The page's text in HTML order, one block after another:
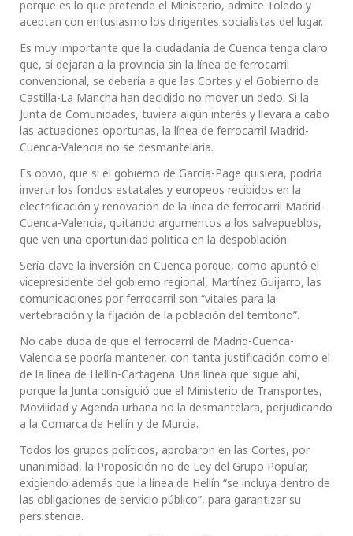
porque es lo que pretende el Ministerio, admite Toledo y
aceptan con entusiasmo los dirigentes socialistas del lugar.
Es muy importante que la ciudadanía de Cuenca tenga claro
que, si dejaran a la provincia sin la línea de ferrocarril
convencional, se debería a que las Cortes y el Gobierno de
Castilla-La Mancha han decidido no mover un dedo. Si la
Junta de Comunidades, tuviera algún interés y llevara a cabo
las actuaciones oportunas, la línea de ferrocarril Madrid-
Cuenca-Valencia no se desmantelaría.
Es obvio, que si el gobierno de García-Page quisiera, podría
invertir los fondos estatales y europeos recibidos en la
electrificación y renovación de la línea de ferrocarril Madrid-
Cuenca-Valencia, quitando argumentos a los salvapueblos,
que ven una oportunidad política en la despoblación.
Sería clave la inversión en Cuenca porque, como apuntó el
vicepresidente del gobierno regional, Martínez Guijarro, las
comunicaciones por ferrocarril son “vitales para la
vertebración y la fijación de la población del territorio”.
No cabe duda de que el ferrocarril de Madrid-Cuenca-
Valencia se podría mantener, con tanta justificación como el
de la línea de Hellín-Cartagena. Una línea que sigue ahí,
porque la Junta consiguió que el Ministerio de Transportes,
Movilidad y Agenda urbana no la desmantelara, perjudicando
a la Comarca de Hellín y de Murcia.
Todos los grupos políticos, aprobaron en las Cortes, por
unanimidad, la Proposición no de Ley del Grupo Popular,
exigiendo además que la línea de Hellín “se incluya dentro de
las obligaciones de servicio público”, para garantizar su
persistencia.